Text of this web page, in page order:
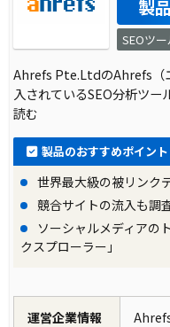
製
SEOツー
Ahrefs Pte.LtdのAhrefs（
入されているSEO分析ツ
読む
製品のおすすめポイント
世界最大級の被リンク
競合サイトの流入も調
ソーシャルメディアの
クスプローラー」
運営企業情報